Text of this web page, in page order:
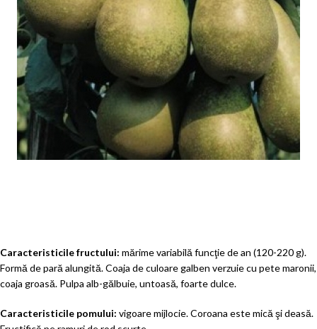
Caracteristicile fructului: mărime variabilă funcţie de an (120-220 g).
Formă de pară alungită. Coaja de culoare galben verzuie cu pete maronii,
coaja groasă. Pulpa alb-gălbuie, untoasă, foarte dulce.
Caracteristicile pomului: vigoare mijlocie. Coroana este mică şi deasă.